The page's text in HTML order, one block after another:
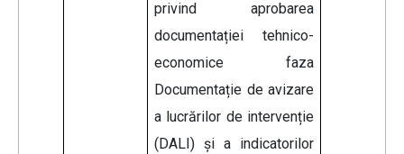
privind aprobarea
documentației tehnico-
economice faza
Documentație de avizare
a lucrărilor de intervenție
(DALI) și a indicatorilor